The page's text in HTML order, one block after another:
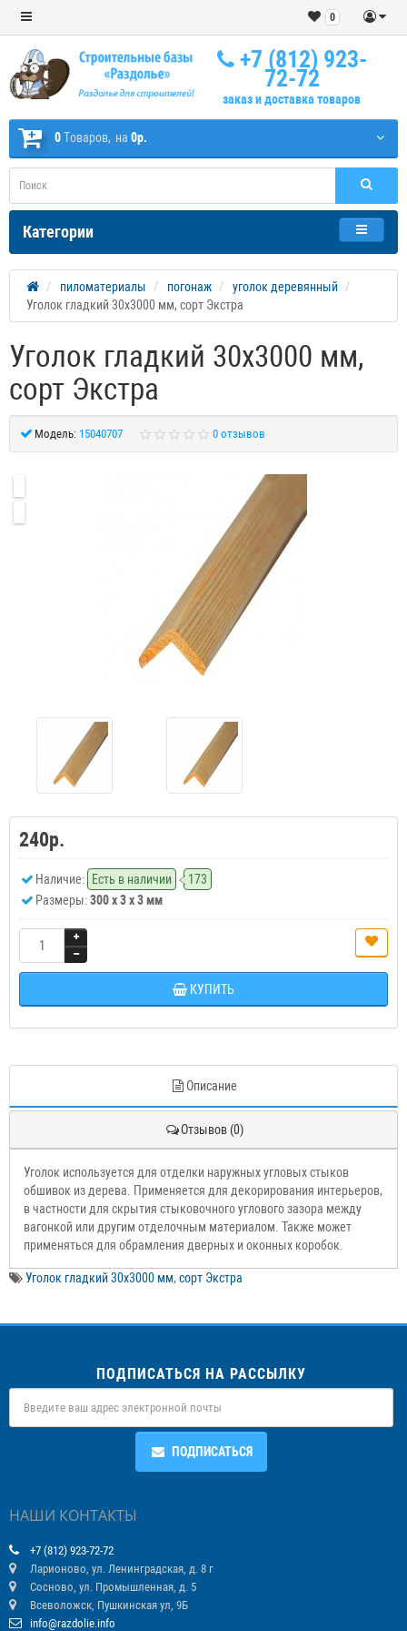
0
+7 (812) 923-
72-72
заказ и доставка товаров
0Tоваров, на 0р.
Категории
пиломатериалы погонаж
уголок деревянный
Уголок гладкий 30х3000 мм, сорт Экстра
Уголок гладкий 30х3000 мм,
сорт Экстра
Модель: 15040707 0 отзывов
240р.
Наличие: Есть в наличии
173
Размеры:300 x 3 x 3 мм
КУПИТЬ
Описание
Отзывов (0)
Уголок используется для отделки наружных угловых стыков
обшивок из дерева. Применяется для декорирования интерьеров,
в частности для скрытия стыковочного углового зазора между
вагонкой или другим отделочным материалом. Также может
применяться для обрамления дверных и оконных коробок.
Уголок гладкий 30х3000 мм, сорт Экстра
ПОДПИСАТЬСЯ НА РАССЫЛКУ
ПОДПИСАТЬСЯ
НАШИ КОНТАКТЫ
+7 (812) 923-72-72
Ларионово, ул. Ленинградская, д. 8 г
Сосново, ул. Промышленная, д. 5
Всеволожск, Пушкинская ул, 9Б
info@razdolie.info